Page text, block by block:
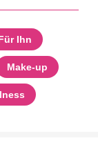
Ihn
Make-up